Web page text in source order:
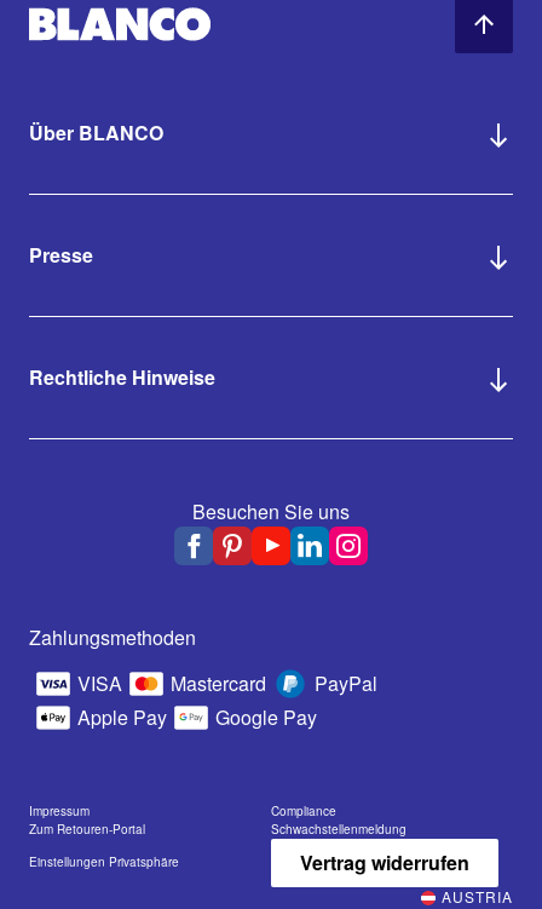
Über BLANCO
Presse
Rechtliche Hinweise
Besuchen Sie uns
Zahlungsmethoden
VISA
Mastercard
PayPal
Apple Pay
Google Pay
Impressum
Compliance
Zum Retouren-Portal
Schwachstellenmeldung
Einstellungen Privatsphäre
Vertrag widerrufen
AUSTRIA